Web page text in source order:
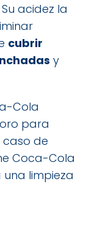
acidez la
cubrir
y
Cola
para
caso de
Coca-Cola
limpieza